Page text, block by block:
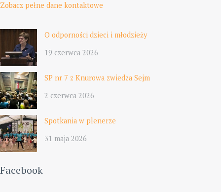
Zobacz pełne dane kontaktowe
O odporności dzieci i młodzieży
19 czerwca 2026
SP nr 7 z Knurowa zwiedza Sejm
2 czerwca 2026
Spotkania w plenerze
31 maja 2026
Facebook